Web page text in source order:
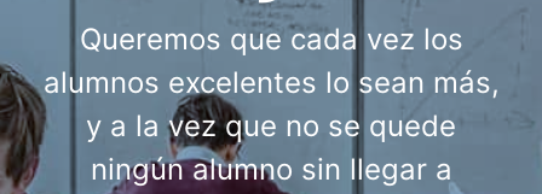
Queremos que cada vez los
alumnos excelentes lo sean más,
y a la vez que no se quede
ningún alumno sin llegar a